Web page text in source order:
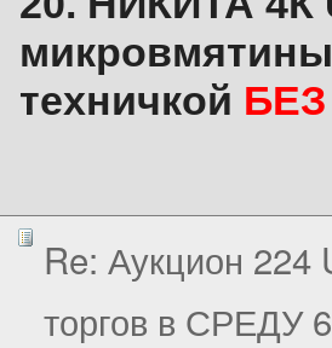
техничкой
Re: Аукцион 224
торгов в СРЕДУ